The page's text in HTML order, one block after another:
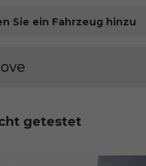
Sie ein Fahrzeug hinzu
getestet